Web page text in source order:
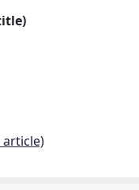
article)